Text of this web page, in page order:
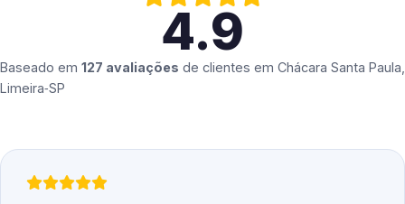
4.9
Baseado em 127 avaliações de clientes em Chácara Santa Paula,
Limeira‑SP